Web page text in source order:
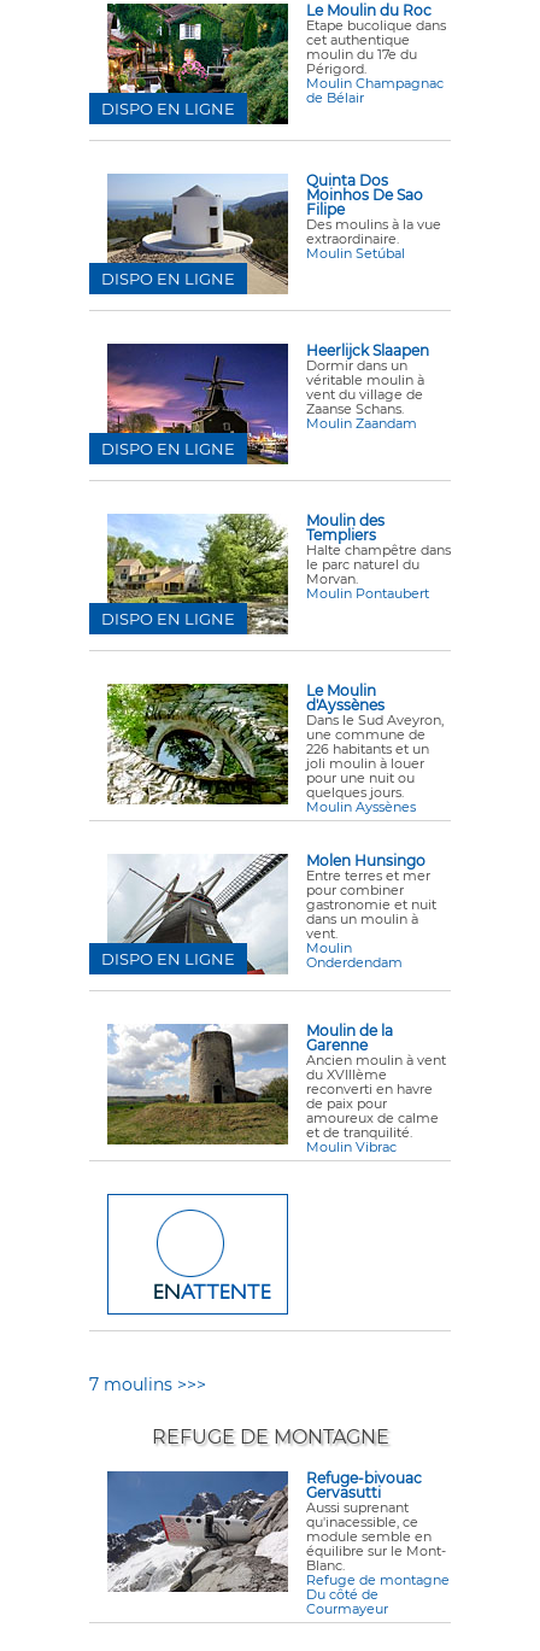
Le Moulin du Roc
Etape bucolique dans
cet authentique
moulin du 17e du
Périgord.
Moulin Champagnac
de Bélair
DISPO EN LIGNE
Quinta Dos
Moinhos De Sao
Filipe
Des moulins à la vue
extraordinaire.
Moulin Setúbal
DISPO EN LIGNE
Heerlijck Slaapen
Dormir dans un
véritable moulin à
vent du village de
Zaanse Schans.
Moulin Zaandam
DISPO EN LIGNE
Moulin des
Templiers
Halte champêtre dans
le parc naturel du
Morvan.
Moulin Pontaubert
DISPO EN LIGNE
Le Moulin
d'Ayssènes
Dans le Sud Aveyron,
une commune de
226 habitants et un
joli moulin à louer
pour une nuit ou
quelques jours.
Moulin Ayssènes
Molen Hunsingo
Entre terres et mer
pour combiner
gastronomie et nuit
dans un moulin à
vent.
Moulin
Onderdendam
DISPO EN LIGNE
Moulin de la
Garenne
Ancien moulin à vent
du XVIIIème
reconverti en havre
de paix pour
amoureux de calme
et de tranquilité.
Moulin Vibrac
7 moulins >>>
REFUGE DE MONTAGNE
Refuge-bivouac
Gervasutti
Aussi suprenant
qu'inacessible, ce
module semble en
équilibre sur le Mont-
Blanc.
Refuge de montagne
Du côté de
Courmayeur